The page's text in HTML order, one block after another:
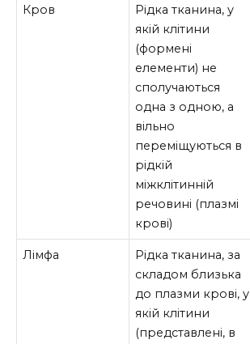
Кров
Рідка тканина, у
якій клітини
(формені
елементи) не
сполучаються
одна з одною, а
вільно
переміщуються в
рідкій
міжклітинній
речовині (плазмі
крові)
Лімфа
Рідка тканина, за
складом близька
до плазми крові, у
якій клітини
(представлені, в